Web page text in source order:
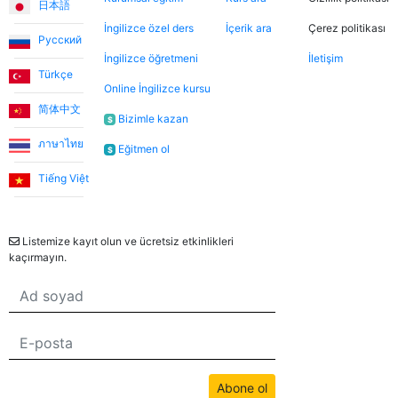
yararlanarak farklı öğretmenleri tanıma fırsatı buldum.
Dersler, öğretmen-öğrenci ilişkisinden çok arkadaşlık
havasında geçiyor.
Ece T.
Emma, kızıma İngilizceyi çok eğlenceli yöntemlerle
öğretiyor. Her zaman neşeli ve bu dersleri daha keyifli
hale getiriyor. Bu uygulama sayesinde Emma ile
şans olarak görüyorum.
Utku S.
Online İngilizce öğrenmeye sıfırdan başladım. İlk 3 ay
Umut Hoca ile çalıştım. Türkçe desteksiz iletişim
kurabilecek seviyeye geldiğimde Jade öğretmenimle
日本語
Русский
Türkçe
简体中文
ภาษาไทย
Tiếng Việt
İngilizce özel ders
İngilizce öğretmeni
Online İngilizce kursu
$ Bizimle kazan
$ Eğitmen ol
İçerik ara Çerez politikası
İletişim
Listemize kayıt olun ve ücretsiz etkinlikleri
kaçırmayın.
Abone ol